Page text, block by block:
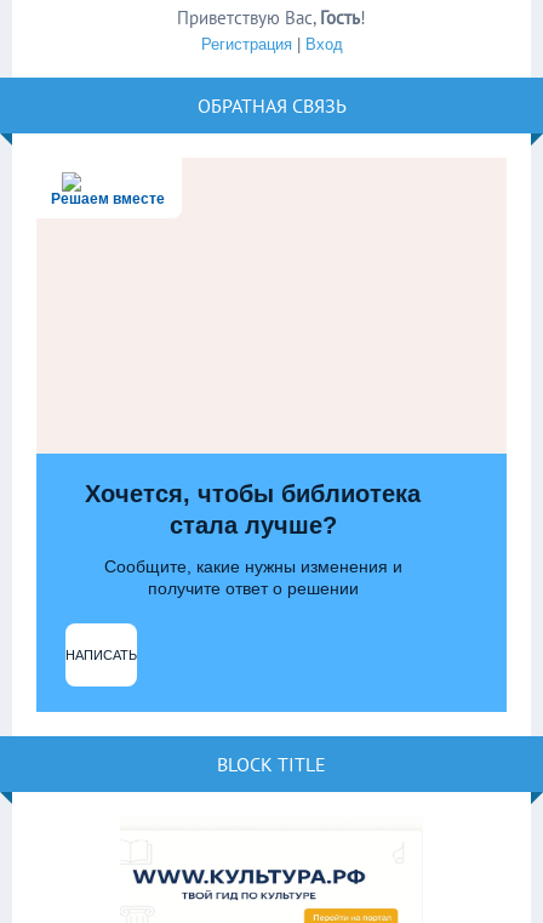
Приветствую Вас, Гость!
Регистрация| Вход
ОБРАТНАЯ СВЯЗЬ
Решаем вместе
Хочется, чтобы библиотека
стала лучше?
Сообщите, какие нужны изменения и
получите ответ о решении
НАПИСАТЬ
BLOCK TITLE